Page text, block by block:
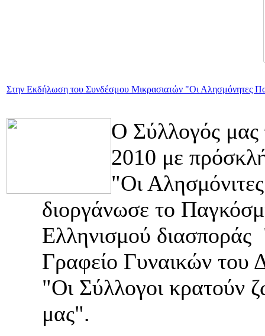
Στην Εκδήλωση του Συνδέσμου Μικρασιατών "Οι Αλησμόνητες
Ο Σύλλογός μας
2010 με
"Οι
διοργάνωσε το
Ελληνισμού
Γραφείο Γυναικών του
"Οι Σύλλογοι κρατούν
μας".